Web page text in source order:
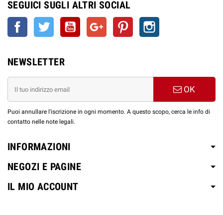
SEGUICI SUGLI ALTRI SOCIAL
Facebook Twitter YouTube Google+ Pinterest
NEWSLETTER
OK
Puoi annullare l'iscrizione in ogni momento. A questo scopo, cerca le info di
contatto nelle note legali.
INFORMAZIONI
NEGOZI E PAGINE
IL MIO ACCOUNT